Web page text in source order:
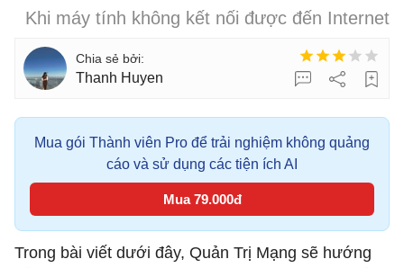
Khi máy tính không kết nối được đến Internet
Thanh Huyen
Mua gói Thành viên Pro để trải nghiệm không quảng
cáo và sử dụng các tiện ích AI
Mua 79.000đ
Trong bài viết dưới đây, Quản Trị Mạng sẽ hướng